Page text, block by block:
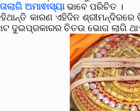
ଅମାଵାସ୍ୟାଭାବେ ପରିଚିତ ।
କାରଣ ଏହିଦିନ
ଦୁଇପ୍ରକାରର ଚିତଉ ଭୋଗ ଲାଗି